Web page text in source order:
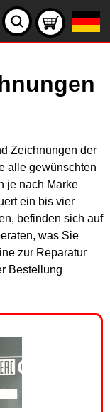
Zeichnungen der
alle gewünschten
je nach Marke
ein bis vier
befinden sich auf
was Sie
zur Reparatur
Bestellung